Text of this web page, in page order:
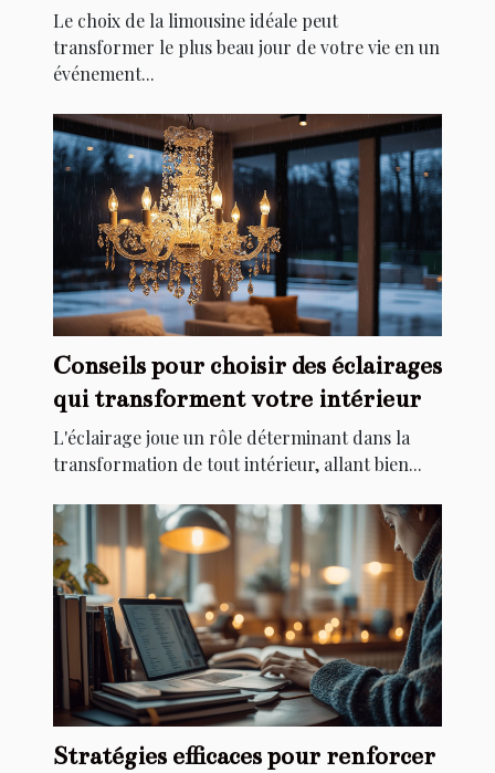
mariage
Le choix de la limousine idéale peut
transformer le plus beau jour de votre vie en un
événement...
Conseils pour choisir des éclairages
qui transforment votre intérieur
L'éclairage joue un rôle déterminant dans la
transformation de tout intérieur, allant bien...
Stratégies efficaces pour renforcer